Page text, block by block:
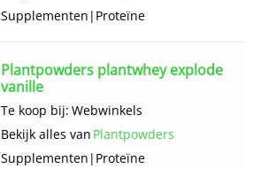
Supplementen | Proteïne
Plantpowders plantwhey explode
vanille
Te koop bij: Webwinkels
Bekijk alles van Plantpowders
Supplementen | Proteïne